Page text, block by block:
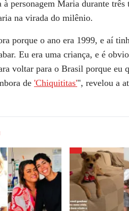
à personagem Maria durante
na virada do milênio.
porque o ano era 1999, e aí
Eu era uma criança, e é
voltar para o Brasil porque
de 'Chiquititas'", revelou a